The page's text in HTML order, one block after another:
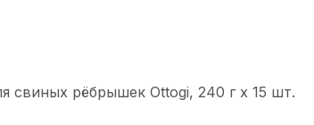
свиных рёбрышек Ottogi, 240 г х 15 шт.